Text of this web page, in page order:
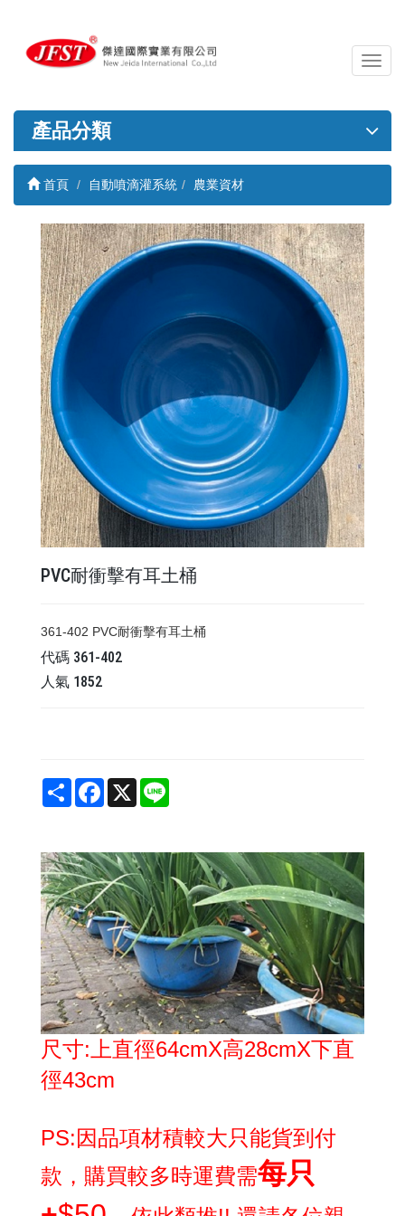
導
覽
關
產品分類
首頁 自動噴滴灌系統 農業資材
PVC耐衝擊有耳土桶
361-402 PVC耐衝擊有耳土桶
代碼 361-402
人氣 1852
Share Facebook
X
尺寸:上直徑64cmX高28cmX下直
徑43cm
PS:因品項材積較大只能貨到付
款，購買較多時運費需每只